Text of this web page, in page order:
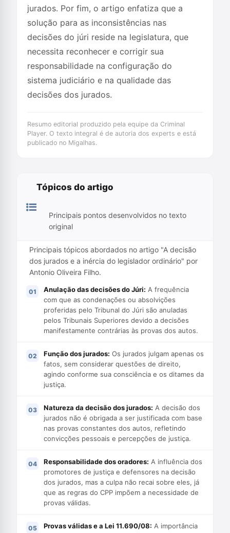
jurados. Por fim, o artigo enfatiza que a
solução para as inconsistências nas
decisões do júri reside na legislatura, que
necessita reconhecer e corrigir sua
responsabilidade na configuração do
sistema judiciário e na qualidade das
decisões dos jurados.
Resumo editorial produzido pela equipe da Criminal
Player. O texto integral é de autoria dos experts e está
publicado no Migalhas.
Tópicos do artigo
Principais pontos desenvolvidos no texto
original
Principais tópicos abordados no artigo "A decisão
dos jurados e a inércia do legislador ordinário" por
Antonio Oliveira Filho.
Anulação das decisões do Júri: A frequência
com que as condenações ou absolvições
proferidas pelo Tribunal do Júri são anuladas
pelos Tribunais Superiores devido a decisões
manifestamente contrárias às provas dos autos.
Função dos jurados: Os jurados julgam apenas os
fatos, sem considerar questões de direito,
agindo conforme sua consciência e os ditames da
justiça.
Natureza da decisão dos jurados: A decisão dos
jurados não é obrigada a ser justificada com base
nas provas constantes dos autos, refletindo
convicções pessoais e percepções de justiça.
Responsabilidade dos oradores: A influência dos
promotores de justiça e defensores na decisão
dos jurados, mas a culpa não recai sobre eles, já
que as regras do CPP impõem a necessidade de
provas válidas.
Provas válidas e a Lei 11.690/08: A importância